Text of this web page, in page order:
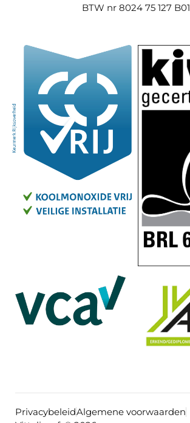
BTW nr 8024 75 127 B01
PrivacybeleidAlgemene voorwaarden